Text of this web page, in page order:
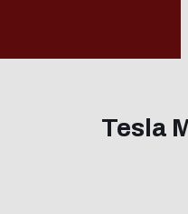
Tesla